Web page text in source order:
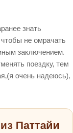
знать
не омрачать
заключением.
поездку, тем
очень надеюсь),
Паттайи